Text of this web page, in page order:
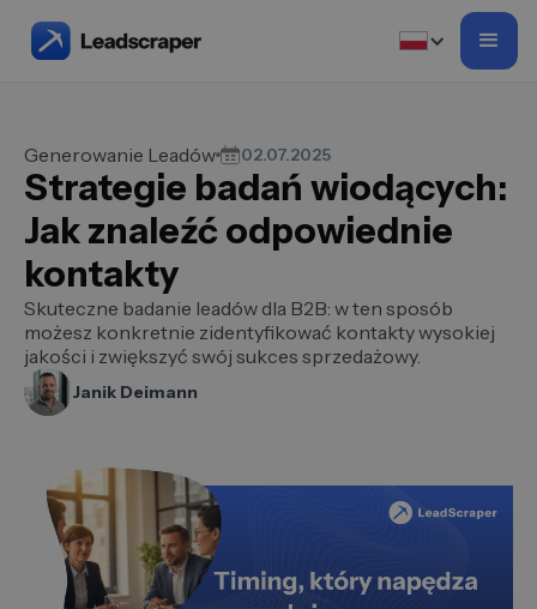
Generowanie Leadów 02.07.2025
Strategie badań wiodących:
Jak znaleźć odpowiednie
kontakty
Skuteczne badanie leadów dla B2B: w ten sposób
możesz konkretnie zidentyfikować kontakty wysokiej
jakości i zwiększyć swój sukces sprzedażowy.
Janik Deimann